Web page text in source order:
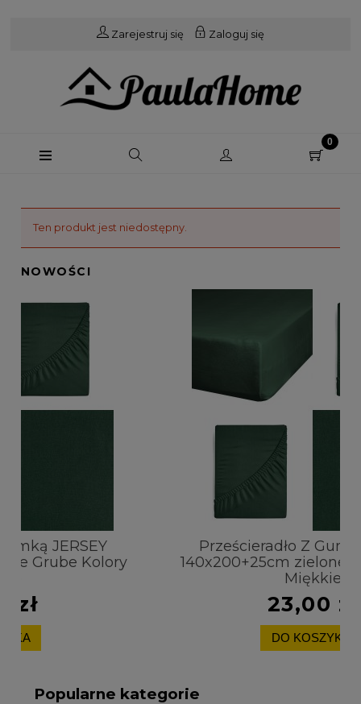
Zarejestruj się Zaloguj się
Ten produkt jest niedostępny.
NOWOŚCI
Prześcieradło Z Gumką JERSEY
140x200+25cm zielone Grube Kolory
Popularne kategorie